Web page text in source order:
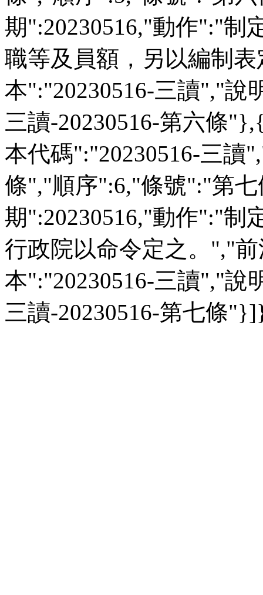
期":20230516,"動作":"制
職等及員額，另以編制
本":"20230516-三讀","說
三讀-20230516-第六條
本代碼":"20230516-三讀
條","順序":6,"條號":"第
期":20230516,"動作":"制
行政院以命令定之。","
本":"20230516-三讀","說
三讀-20230516-第七條